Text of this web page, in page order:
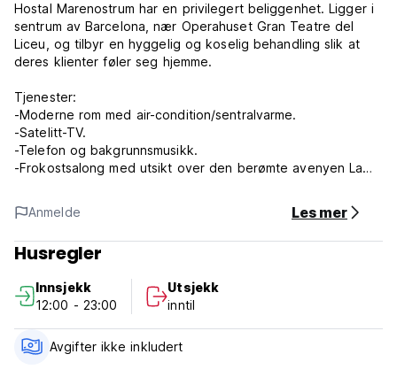
Hostal Marenostrum har en privilegert beliggenhet. Ligger i
sentrum av Barcelona, ​​nær Operahuset Gran Teatre del
Liceu, og tilbyr en hyggelig og koselig behandling slik at
deres klienter føler seg hjemme.
Tjenester:
-Moderne rom med air-condition/sentralvarme.
-Satelitt-TV.
-Telefon og bakgrunnsmusikk.
-Frokostsalong med utsikt over den berømte avenyen La
-Gratis Internett på alle rom!
- 24 timers resepsjon.
(Auto-translated from original language)
Anmelde Les mer
Husregler
Innsjekk
12:00 - 23:00
Utsjekk
inntil
Avgifter ikke inkludert